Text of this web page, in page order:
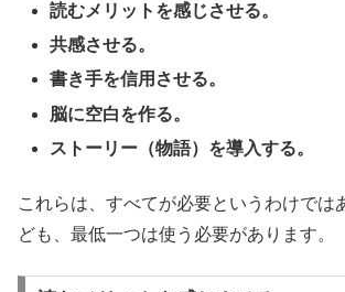
読むメリットを感じさせる。
共感させる。
書き手を信用させる。
脳に空白を作る。
ストーリー（物語）を導入する。
これらは、すべてが必要というわけでは
ども、最低一つは使う必要があります。